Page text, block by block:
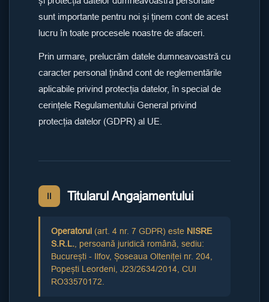
sunt importante pentru noi și ținem cont de acest
lucru în toate procesele noastre de afaceri.
Prin urmare, prelucrăm datele dumneavoastră cu
caracter personal ținând cont de reglementările
aplicabile privind protecția datelor, în special de
cerințele Regulamentului General privind
protecția datelor (GDPR) al UE.
II Titularul Angajamentului
Operatorul (art. 4 nr. 7 GDPR) este NISRE
S.R.L. , persoană juridică română, sediu:
București - Ilfov, Șoseaua Olteniței nr. 204,
Popești Leordeni, J23/2634/2014, CUI
RO33570172.